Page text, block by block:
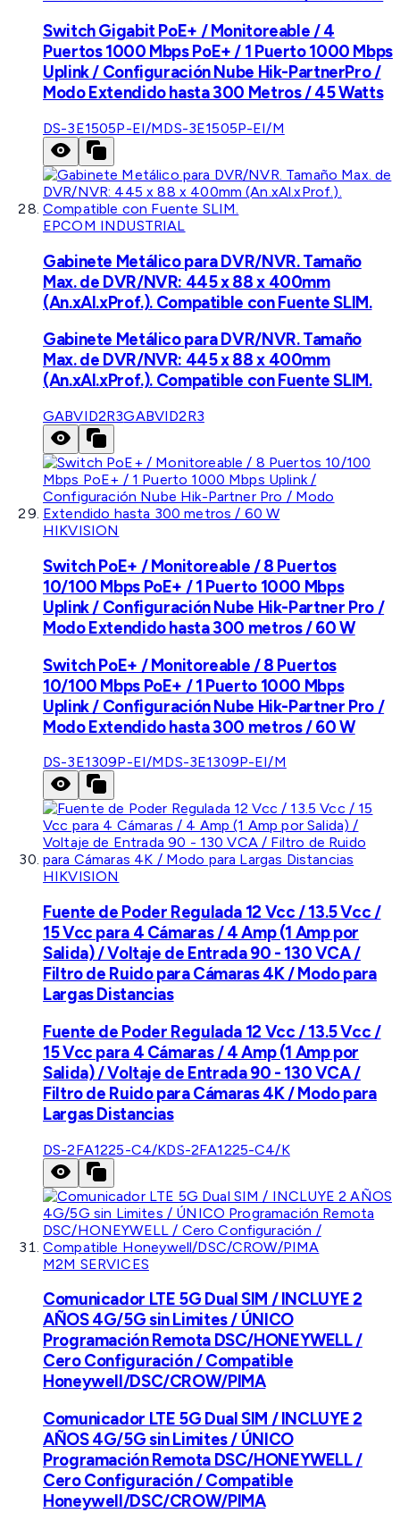
Switch Gigabit PoE+ / Monitoreable / 4
Puertos 1000 Mbps PoE+ / 1 Puerto 1000 Mbps
Uplink / Configuración Nube Hik-PartnerPro /
Modo Extendido hasta 300 Metros / 45 Watts
DS-3E1505P-EI/MDS-3E1505P-EI/M
EPCOM INDUSTRIAL
Gabinete Metálico para DVR/NVR. Tamaño
Max. de DVR/NVR: 445 x 88 x 400mm
(An.xAl.xProf.). Compatible con Fuente SLIM.
Gabinete Metálico para DVR/NVR. Tamaño
Max. de DVR/NVR: 445 x 88 x 400mm
(An.xAl.xProf.). Compatible con Fuente SLIM.
GABVID2R3GABVID2R3
HIKVISION
Switch PoE+ / Monitoreable / 8 Puertos
10/100 Mbps PoE+ / 1 Puerto 1000 Mbps
Uplink / Configuración Nube Hik-Partner Pro /
Modo Extendido hasta 300 metros / 60 W
Switch PoE+ / Monitoreable / 8 Puertos
10/100 Mbps PoE+ / 1 Puerto 1000 Mbps
Uplink / Configuración Nube Hik-Partner Pro /
Modo Extendido hasta 300 metros / 60 W
DS-3E1309P-EI/MDS-3E1309P-EI/M
HIKVISION
Fuente de Poder Regulada 12 Vcc / 13.5 Vcc /
15 Vcc para 4 Cámaras / 4 Amp (1 Amp por
Salida) / Voltaje de Entrada 90 - 130 VCA /
Filtro de Ruido para Cámaras 4K / Modo para
Largas Distancias
Fuente de Poder Regulada 12 Vcc / 13.5 Vcc /
15 Vcc para 4 Cámaras / 4 Amp (1 Amp por
Salida) / Voltaje de Entrada 90 - 130 VCA /
Filtro de Ruido para Cámaras 4K / Modo para
Largas Distancias
DS-2FA1225-C4/KDS-2FA1225-C4/K
M2M SERVICES
Comunicador LTE 5G Dual SIM / INCLUYE 2
AÑOS 4G/5G sin Limites / ÚNICO
Programación Remota DSC/HONEYWELL /
Cero Configuración / Compatible
Honeywell/DSC/CROW/PIMA
Comunicador LTE 5G Dual SIM / INCLUYE 2
AÑOS 4G/5G sin Limites / ÚNICO
Programación Remota DSC/HONEYWELL /
Cero Configuración / Compatible
Honeywell/DSC/CROW/PIMA